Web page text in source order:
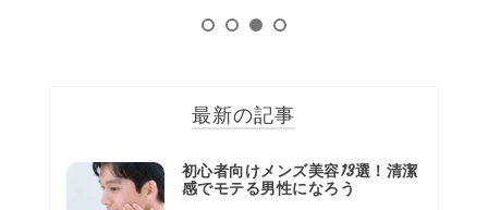
最新の記事
初心者向けメンズ美容13選！清潔
感でモテる男性になろう